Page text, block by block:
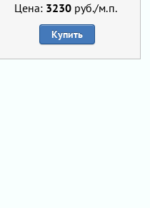
Цена: 3230руб./м.п.
Купить